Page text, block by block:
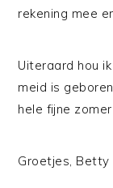
rekening mee
Uiteraard hou
meid is
hele fijne
Groetjes, Betty